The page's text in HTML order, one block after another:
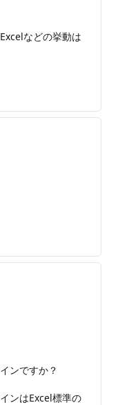
などの挙動は
ンですか？
ンはExcel標準の